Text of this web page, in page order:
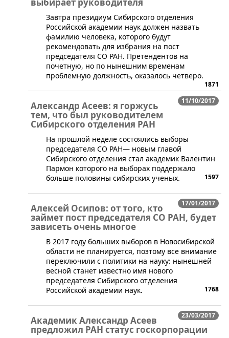
​Завтра президиум Сибирского отделения
Российской академии наук должен назвать
фамилию человека, которого будут
рекомендовать для избрания на пост
председателя СО РАН. Претендентов на
почетную, но по нынешним временам
проблемную должность, оказалось четверо.
1871
11/10/2017
Александр Асеев: я горжусь
тем, что был руководителем
Сибирского отделения РАН
​​​На прошлой неделе состоялись выборы
председателя СО РАН— новым главой
Сибирского отделения стал академик Валентин
Пармон которого на выборах поддержало
больше половины сибирских ученых.
1597
17/01/2017
Алексей Осипов: от того, кто
займет пост председателя СО РАН, будет
зависеть очень многое
В 2017 году больших выборов в Новосибирской
области не планируется, поэтому все внимание
переключили с политики на науку: нынешней
весной станет известно имя нового
председателя Сибирского отделения
Российской академии наук.
1768
23/03/2017
Академик Александр Асеев
предложил РАН статус госкорпорации